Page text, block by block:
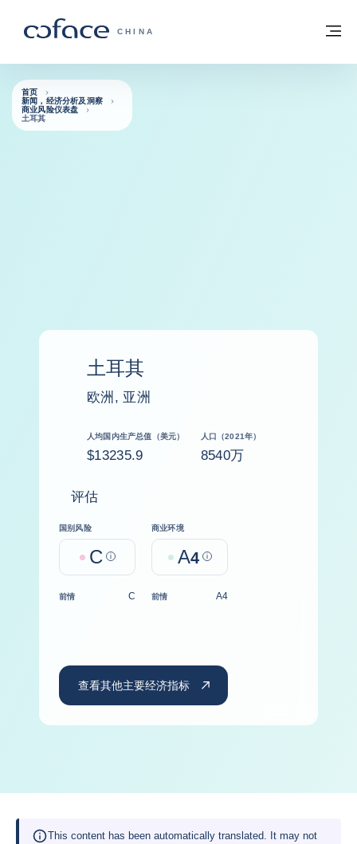
科法斯：携手共创安全贸易 - 首页
CHINA
返回首页
首页
新闻，经济分析及洞察
商业风险仪表盘
土耳其
土耳其
欧洲, 亚洲
人均国内生产总值（美元）
$13235.9
人口（2021年）
8540万
评估
国别风险
C Help
商业环境
A4 Help
前情 C 前情 A4
查看其他主要经济指标
This content has been automatically translated. It may not